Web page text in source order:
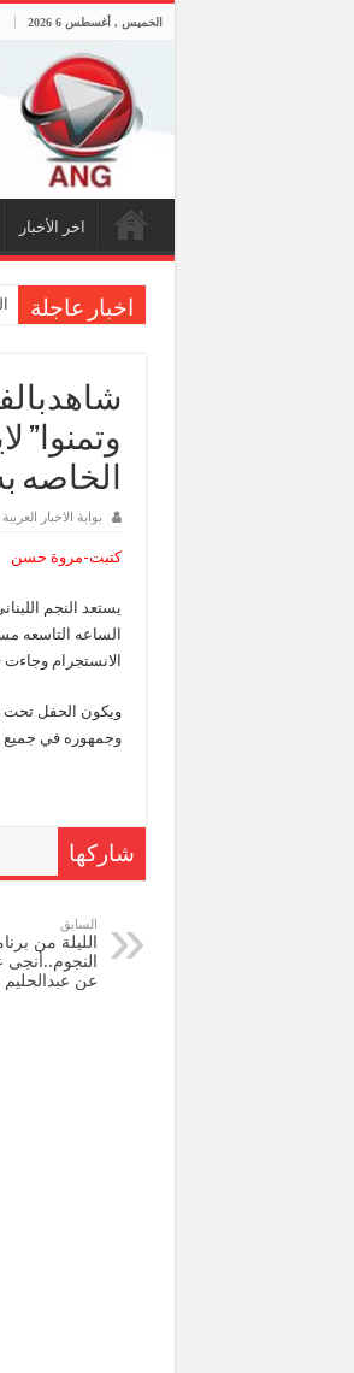
الخميس , أغسطس 6 2026
اخر الأخبار
اخبار عاجلة
وتمنوا”
الخاصه
بوابة الاخبار العربية
كتبت-مروة حسن
يستعد النجم
الساعه التاسعه
الانستجرام
ويكون الحفل تحت
وجمهوره في جميع
شاركها
السابق
الليلة من
عن